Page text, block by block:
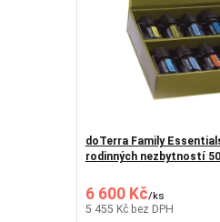
doTerra Family
rodinných nezbytností 50
6 600 Kč/ks
5 455 Kč bez DPH